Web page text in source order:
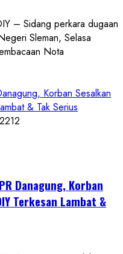
– Sidang perkara dugaan
Sleman, Selasa
Nota
Korban Sesalkan
& Tak Serius
Danagung, Korban
Terkesan Lambat &